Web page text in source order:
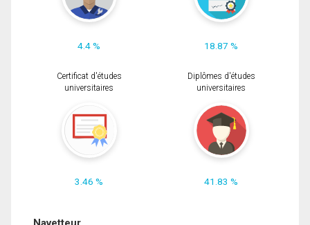
4.4 % 18.87 %
Certificat d'études
universitaires
3.46 %
Diplômes d'études
universitaires
41.83 %